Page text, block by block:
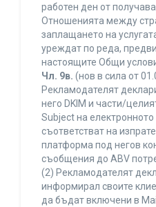
работен ден от
Отношенията между
заплащането на
уреждат по реда,
настоящите Общи
Чл. 9в. (нов в сила от
Рекламодателят
него DKIM и части/
Subject на
съответстват на
платформа под негов
съобщения до ABV
(2) Рекламодателят
информирал своите
да бъдат включени в